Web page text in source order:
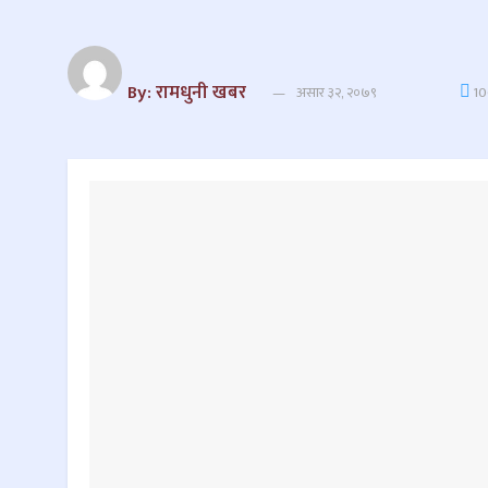
By: रामधुनी खबर असार ३२, २०७९